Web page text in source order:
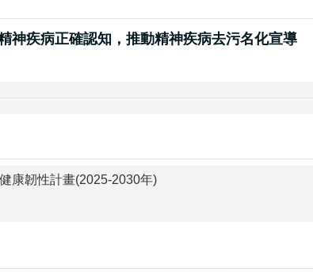
神疾病正確認知，推動精神疾病去污名化宣導
康韌性計畫(2025-2030年)